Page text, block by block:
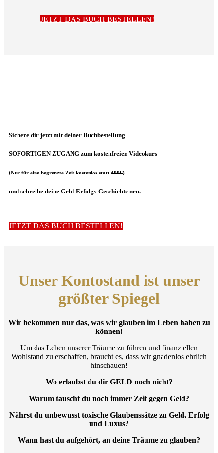
JETZT DAS BUCH BESTELLEN!
Sichere dir jetzt mit deiner Buchbestellung
SOFORTIGEN ZUGANG zum kostenfreien Videokurs
(Nur für eine begrenzte Zeit kostenlos statt 499€)
und schreibe deine Geld-Erfolgs-Geschichte neu.
JETZT DAS BUCH BESTELLEN!
Unser Kontostand ist unser
größter Spiegel
Wir bekommen nur das, was wir glauben im Leben haben zu
können!
Um das Leben unserer Träume zu führen und finanziellen
Wohlstand zu erschaffen, braucht es, dass wir gnadenlos ehrlich
hinschauen!
Wo erlaubst du dir GELD noch nicht?
Warum tauscht du noch immer Zeit gegen Geld?
Nährst du unbewusst toxische Glaubenssätze zu Geld, Erfolg
und Luxus?
Wann hast du aufgehört, an deine Träume zu glauben?